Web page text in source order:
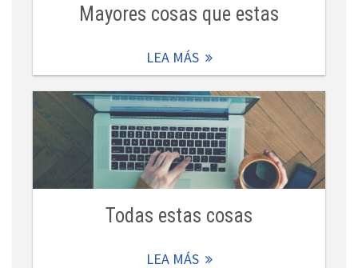
Mayores cosas que estas
LEA MÁS
Todas estas cosas
LEA MÁS